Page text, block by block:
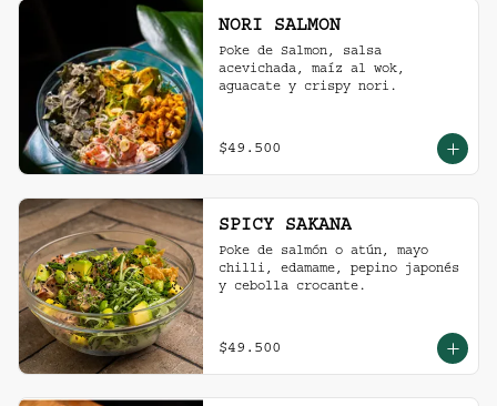
NORI SALMON
Poke de Salmon, salsa
acevichada, maíz al wok,
aguacate y crispy nori.
$49.500
SPICY SAKANA
Poke de salmón o atún, mayo
chilli, edamame, pepino japonés
y cebolla crocante.
$49.500